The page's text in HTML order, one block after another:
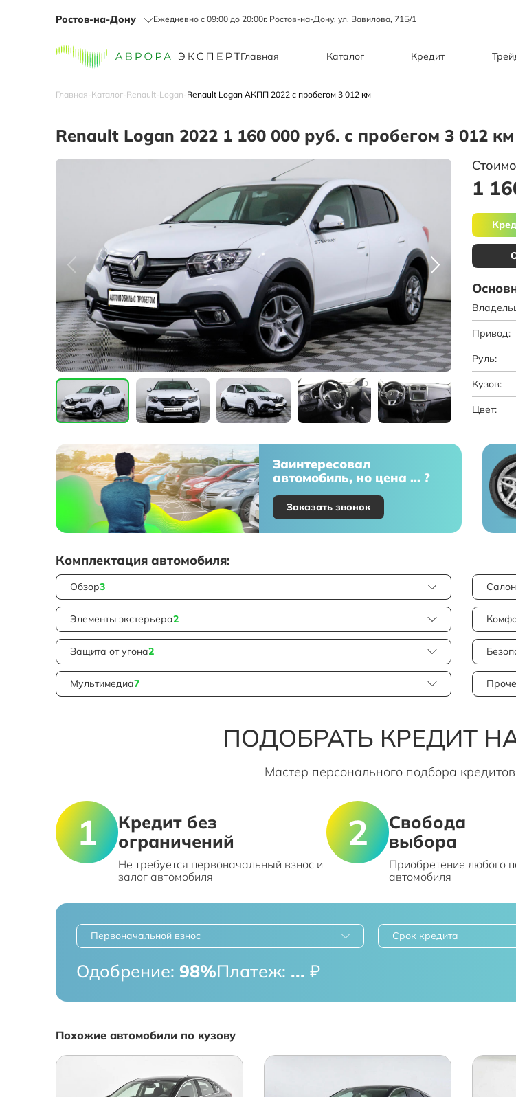
Ростов-на-Дону Ежедневно с 09:00 до 20:00г. Ростов-на-Дону, ул. Вавилова, 71Б/1
Главная Каталог Кредит
Главная-Каталог-Renault-Logan-Renault Logan АКПП 2022 с пробегом 3 012 км
Renault Logan 2022 1 160 000 руб. с пробегом 3 012
1
Привод:
Руль:
Кузов:
Цвет:
Заинтересовал
автомобиль, но цена ... ?
Заказать звонок
Комплектация автомобиля:
Обзор3
Элементы экстерьера2
Защита от угона2
Мультимедиа7
Салон
ПОДОБРАТЬ КРЕДИТ
Мастер персонального подбора
Кредит без
ограничений
Не требуется первоначальный взнос и
залог автомобиля
Свобода
выбора
Приобретение любого
автомобиля
Первоначальной взнос Срок кредита
Одобрение: 98%Платеж: ... ₽
Похожие автомобили по кузову